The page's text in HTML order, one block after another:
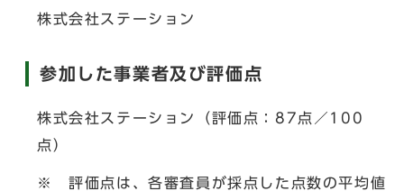
株式会社ステーション
参加した事業者及び評価点
株式会社ステーション（評価点：87点／100
点）
※ 評価点は、各審査員が採点した点数の平均値